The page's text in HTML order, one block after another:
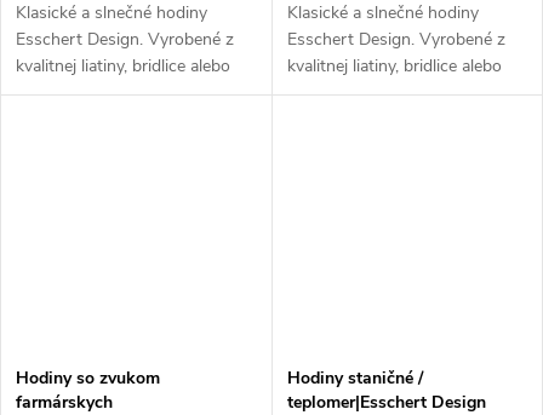
Klasické a slnečné hodiny
Esschert Design. Vyrobené z
kvalitnej liatiny, bridlice alebo
plastu. Ideálne do interiéru
Klasické a slnečné hodiny
Esschert Design. Vyrobené z
kvalitnej liatiny, bridlice alebo
plastu. Ideálne do interiéru
Hodiny so zvukom
farmárskych
Hodiny staničné /
teplomer|Esschert Design